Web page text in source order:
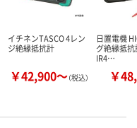
イチネンTASCO 4レン
ジ絶縁抵抗計
￥42,900～（税込）
日置電機
グ絶縁抵
IR4…
￥